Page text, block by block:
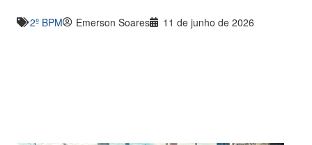
2º BPM Emerson Soares 11 de junho de 2026